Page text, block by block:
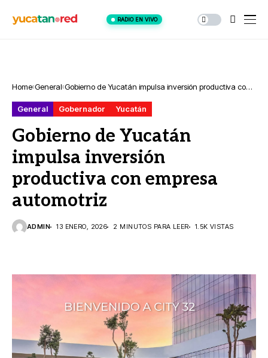
RADIO EN VIVO
Home General Gobierno de Yucatán impulsa inversión productiva con
General
Gobernador Yucatán
Gobierno de Yucatán
impulsa inversión
productiva con empresa
automotriz
ADMIN 13 ENERO, 2026 2 MINUTOS PARA LEER 1.5K VISTAS